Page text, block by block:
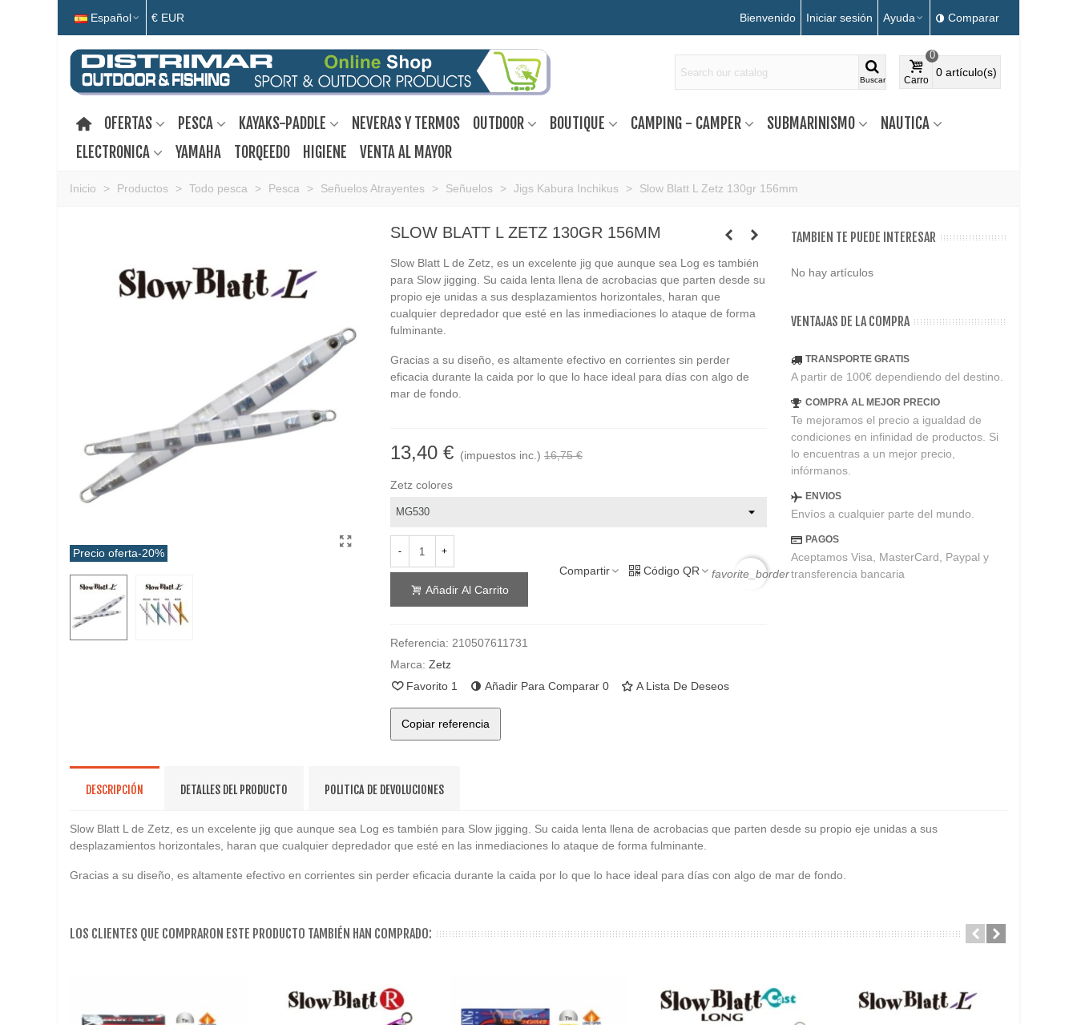
Español € EUR Bienvenido Iniciar sesión Ayuda Comparar
Buscar Carro
0
0 artículo(s)
OFERTAS PESCA KAYAKS-PADDLE NEVERAS Y TERMOS OUTDOOR BOUTIQUE CAMPING - CAMPER SUBMARINISMO
NAUTICA
ELECTRONICA
YAMAHA TORQEEDO HIGIENE VENTA AL MAYOR
Inicio > Productos > Todo pesca > Pesca > Señuelos Atrayentes > Señuelos > Jigs Kabura Inchikus > Slow Blatt L Zetz 130gr 156mm
Precio oferta-20%
SLOW BLATT L ZETZ 130GR 156MM
Slow Blatt L de Zetz, es un excelente jig que aunque sea Log es también
para Slow jigging. Su caida lenta llena de acrobacias que parten desde su
propio eje unidas a sus desplazamientos horizontales, haran que
cualquier depredador que esté en las inmediaciones lo ataque de forma
fulminante.
Gracias a su diseño, es altamente efectivo en corrientes sin perder
eficacia durante la caida por lo que lo hace ideal para días con algo de
mar de fondo.
13,40 € (impuestos inc.) 16,75 €
Zetz colores
- +
Añadir Al Carrito
Compartir Código QR favorite_border
Referencia: 210507611731
Marca: Zetz
Favorito 1 Añadir Para Comparar 0 A Lista De Deseos
Copiar referencia
TAMBIEN TE PUEDE INTERESAR
No hay artículos
VENTAJAS DE LA COMPRA
TRANSPORTE GRATIS
A partir de 100€ dependiendo del destino.
COMPRA AL MEJOR PRECIO
Te mejoramos el precio a igualdad de
condiciones en infinidad de productos. Si
lo encuentras a un mejor precio,
infórmanos.
ENVIOS
Envíos a cualquier parte del mundo.
PAGOS
Aceptamos Visa, MasterCard, Paypal y
transferencia bancaria
DESCRIPCIÓN DETALLES DEL PRODUCTO POLITICA DE DEVOLUCIONES
Slow Blatt L de Zetz, es un excelente jig que aunque sea Log es también para Slow jigging. Su caida lenta llena de acrobacias que parten desde su propio eje unidas a sus
desplazamientos horizontales, haran que cualquier depredador que esté en las inmediaciones lo ataque de forma fulminante.
Gracias a su diseño, es altamente efectivo en corrientes sin perder eficacia durante la caida por lo que lo hace ideal para días con algo de mar de fondo.
LOS CLIENTES QUE COMPRARON ESTE PRODUCTO TAMBIÉN HAN COMPRADO: